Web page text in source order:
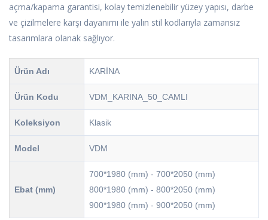
açma/kapama garantisi, kolay temizlenebilir yüzey yapısı, darbe
ve çizilmelere karşı dayanımı ile yalın stil kodlarıyla zamansız
tasarımlara olanak sağlıyor.
Ürün Adı KARİNA
Ürün Kodu VDM_KARINA_50_CAMLI
Koleksiyon Klasik
Model VDM
Ebat (mm)
700*1980 (mm) - 700*2050 (mm)
800*1980 (mm) - 800*2050 (mm)
900*1980 (mm) - 900*2050 (mm)